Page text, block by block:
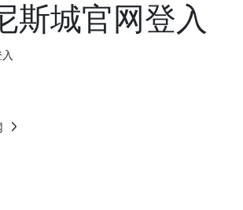
斯城官网登入